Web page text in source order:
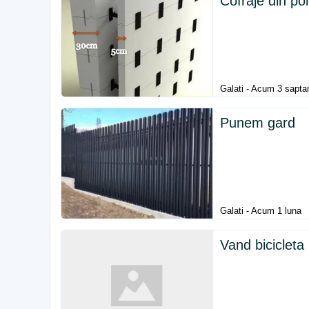
Galati - Acum 3
Punem gard
Galati - Acum 1 luna
Vand bicicleta